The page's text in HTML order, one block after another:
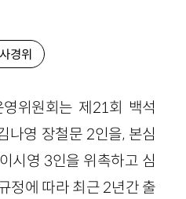
경위
위원회는 제21회 백석
나영 장철문 2인을, 본심
시영 3인을 위촉하고 심
정에 따라 최근 2년간 출